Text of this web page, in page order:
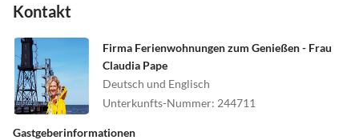
Kontakt
Firma Ferienwohnungen zum Genießen - Frau
Claudia Pape
Deutsch und Englisch
Unterkunfts-Nummer: 244711
Gastgeberinformationen